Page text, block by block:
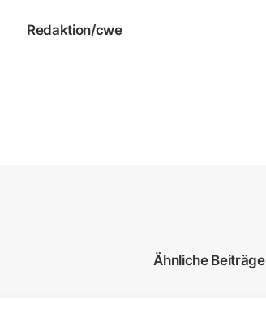
Redaktion/cwe
Ähnliche Beiträge